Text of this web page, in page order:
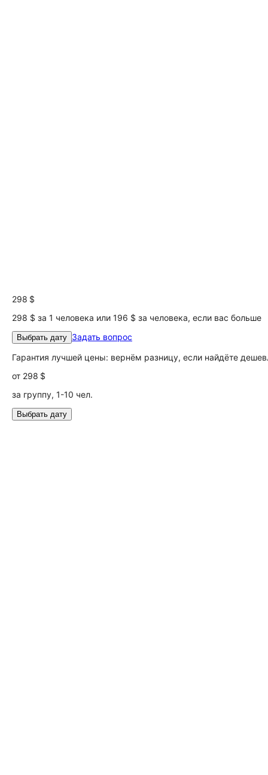
298 $
298 $ за 1 человека или 196 $ за человека, если вас больше
Выбрать дату Задать вопрос
Гарантия лучшей цены: вернём разницу, если найдёте
от 298 $
за группу, 1-10 чел.
Выбрать дату